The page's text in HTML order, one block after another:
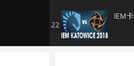
22
IEM